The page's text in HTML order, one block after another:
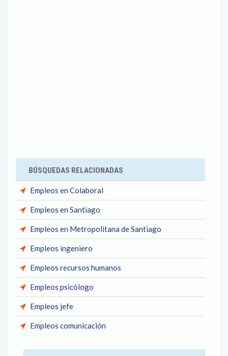
BÚSQUEDAS RELACIONADAS
Empleos en Colaboral
Empleos en Santiago
Empleos en Metropolitana de Santiago
Empleos ingeniero
Empleos recursos humanos
Empleos psicólogo
Empleos jefe
Empleos comunicación